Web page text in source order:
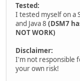
Tested:
I tested myself on a
and Java 8 (DSM7
NOT WORK)
Disclaimer:
I'm not responsible
your own risk!